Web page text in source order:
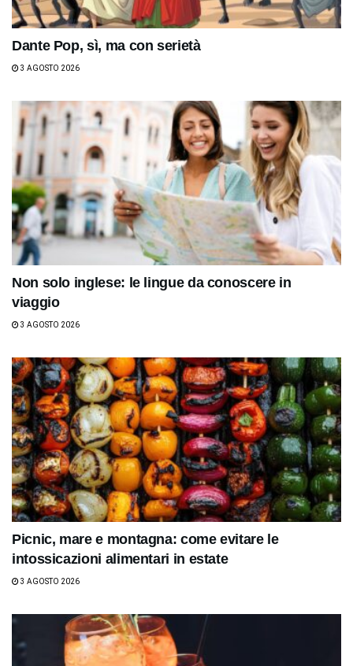
Dante Pop, sì, ma con serietà
3 AGOSTO 2026
Non solo inglese: le lingue da conoscere in
viaggio
3 AGOSTO 2026
Picnic, mare e montagna: come evitare le
intossicazioni alimentari in estate
3 AGOSTO 2026